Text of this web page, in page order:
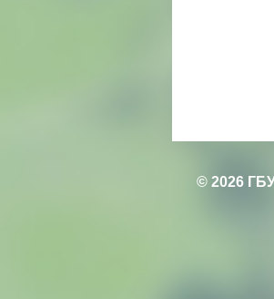
© 2026